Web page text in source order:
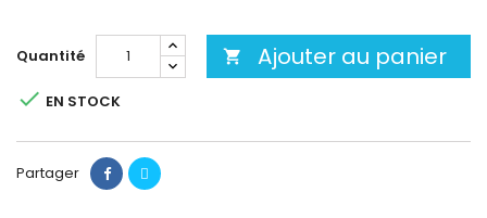
Quantité  Ajouter au panier
 EN STOCK
Partager